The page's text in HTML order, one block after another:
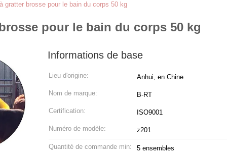
gratter brosse pour le bain du corps 50 kg
pour le bain du corps 50 kg
Informations de base
Lieu d'origine: Anhui, en Chine
Nom de marque: B-RT
Certification: ISO9001
Numéro de modèle: z201
Quantité de commande min: 5 ensembles